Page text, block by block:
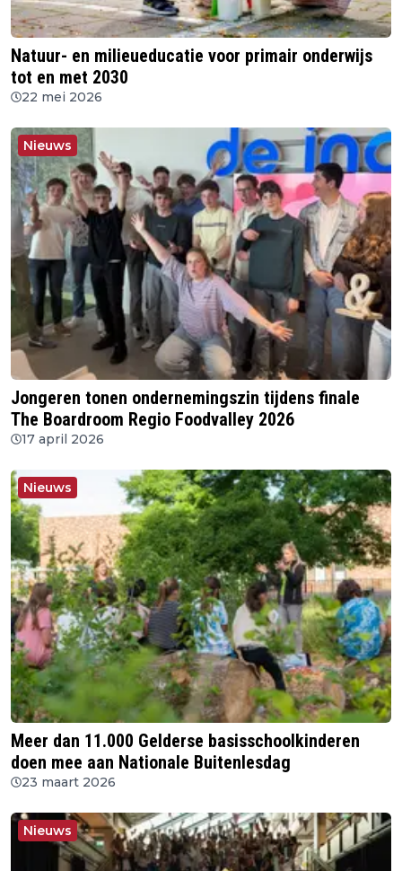
Natuur- en milieueducatie voor primair onderwijs
tot en met 2030
22 mei 2026
Nieuws
Jongeren tonen ondernemingszin tijdens finale
The Boardroom Regio Foodvalley 2026
17 april 2026
Nieuws
Meer dan 11.000 Gelderse basisschoolkinderen
doen mee aan Nationale Buitenlesdag
23 maart 2026
Nieuws